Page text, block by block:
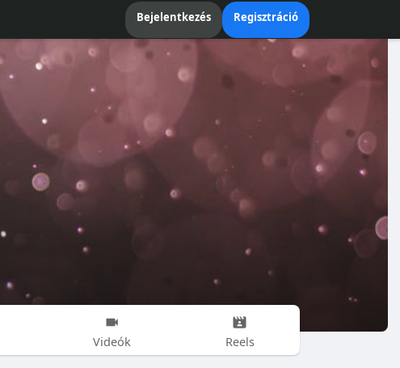
Bejelentkezés Regisztráció
Videók Reels